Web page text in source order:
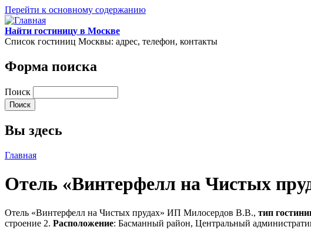
Перейти к основному содержанию
Найти гостиницу в Москве
Список гостиниц Москвы: адрес, телефон, контакты
Форма поиска
Поиск
Вы здесь
Главная
Отель «Винтерфелл на Чистых
Отель «Винтерфелл на Чистых прудах» ИП Милосердов В.В., тип
строение 2. Расположение: Басманный район, Центральный